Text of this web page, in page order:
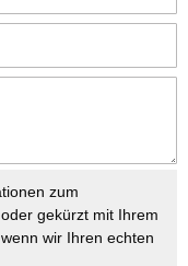
zum
gekürzt mit Ihrem
wir Ihren echten